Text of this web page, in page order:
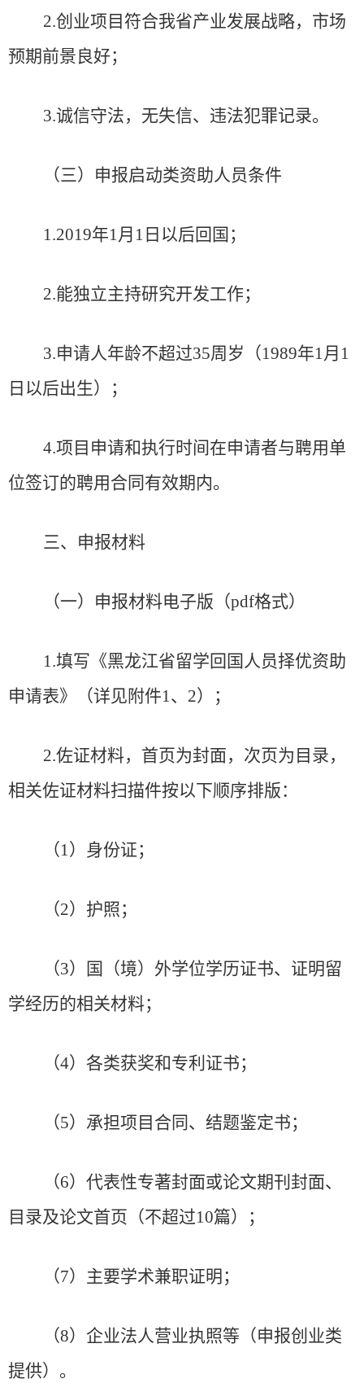
2.创业项目符合我省产业发展战略，市场
预期前景良好；
3.诚信守法，无失信、违法犯罪记录。
（三）申报启动类资助人员条件
1.2019年1月 1 日以后回国；
2.能独立主持研究开发工作；
3.申请人年龄不超过35周岁（1989年1月 1
日以后出生）；
4.项目申请和执行时间在申请者与聘用单
位签订的聘用合同有效期内。
三、申报材料
（一）申报材料电子版（pdf格式）
1.填写《黑龙江省留学回国人员择优资助
申请表》
（详见附件1、 2） ；
2.佐证材料，首页为封面，次页为目录，
相关佐证材料扫描件按以下顺序排版：
（1） 身份证；
（2） 护照；
（3）
国（境）外学位学历证书、证明留
学经历的相关材料；
（4） 各类获奖和专利证书；
（5） 承担项目合同、结题鉴定书；
（6） 代表性专著封面或论文期刊封面、
目录及论文首页 （不超过10篇） ；
（7） 主要学术兼职证明；
（8） 企业法人营业执照等 （申报创业类
提供） 。